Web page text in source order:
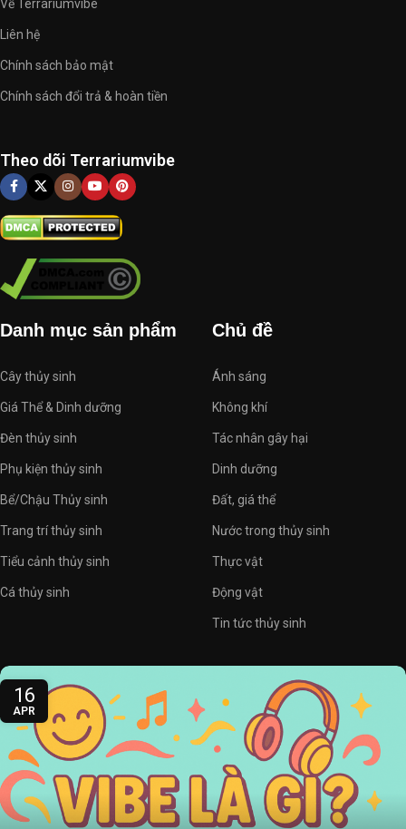
Về Terrariumvibe
Liên hệ
Chính sách bảo mật
Chính sách đổi trả & hoàn tiền
Theo dõi Terrariumvibe
Danh mục sản phẩm
Cây thủy sinh
Giá Thể & Dinh dưỡng
Đèn thủy sinh
Phụ kiện thủy sinh
Bể/Chậu Thủy sinh
Trang trí thủy sinh
Tiểu cảnh thủy sinh
Cá thủy sinh
Chủ đề
Ánh sáng
Không khí
Tác nhân gây hại
Dinh dưỡng
Đất, giá thể
Nước trong thủy sinh
Thực vật
Động vật
Tin tức thủy sinh
16
APR